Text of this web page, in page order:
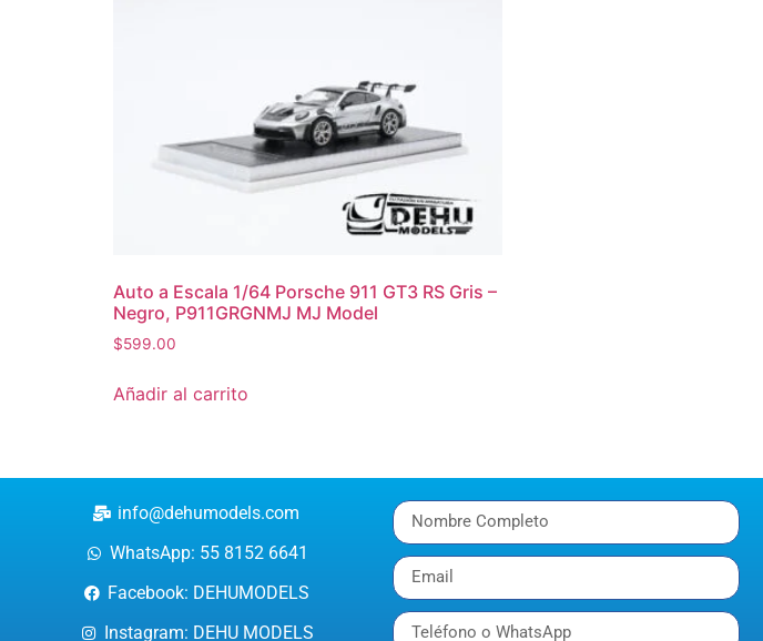
Auto a Escala 1/64 Porsche 911 GT3 RS Gris –
Negro, P911GRGNMJ MJ Model
$599.00
Añadir al carrito
info@dehumodels.com
WhatsApp: 55 8152 6641
Facebook: DEHUMODELS
Instagram: DEHU MODELS